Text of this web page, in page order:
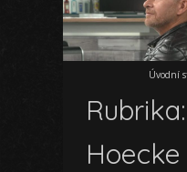
Úvodní
Rubrika:
Hoecke